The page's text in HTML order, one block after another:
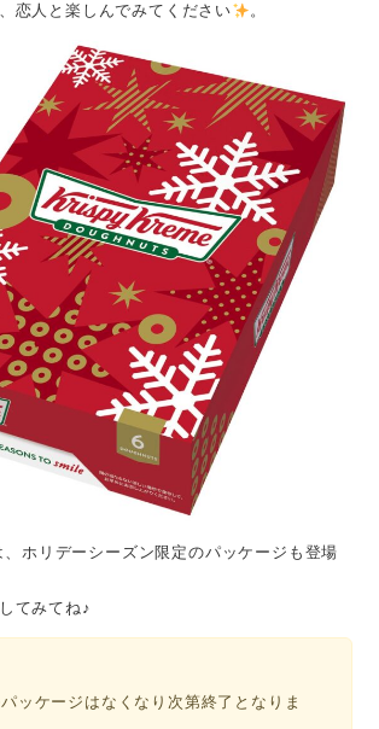
恋人と楽しんでみてください
。
ホリデーシーズン限定のパッケージも登場
てみてね♪
ッケージはなくなり次第終了となりま